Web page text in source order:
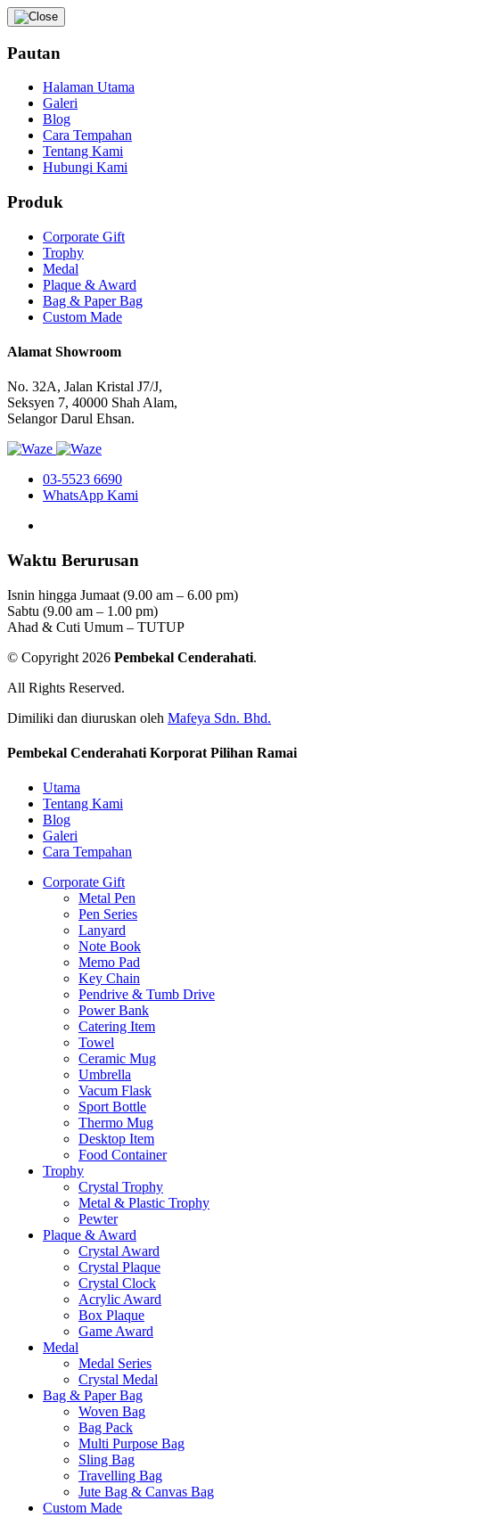
Pautan
Halaman Utama
Galeri
Blog
Cara Tempahan
Tentang Kami
Hubungi Kami
Produk
Corporate Gift
Trophy
Medal
Plaque & Award
Bag & Paper Bag
Custom Made
Alamat Showroom
No. 32A, Jalan Kristal J7/J,
Seksyen 7, 40000 Shah Alam,
Selangor Darul Ehsan.
03-5523 6690
WhatsApp Kami
Waktu Berurusan
Isnin hingga Jumaat (9.00 am – 6.00 pm)
Sabtu (9.00 am – 1.00 pm)
Ahad & Cuti Umum – TUTUP
© Copyright 2026 Pembekal Cenderahati.
All Rights Reserved.
Dimiliki dan diuruskan oleh Mafeya Sdn. Bhd.
Pembekal Cenderahati Korporat Pilihan Ramai
Utama
Tentang Kami
Blog
Galeri
Cara Tempahan
Corporate Gift
Metal Pen
Pen Series
Lanyard
Note Book
Memo Pad
Key Chain
Pendrive & Tumb Drive
Power Bank
Catering Item
Towel
Ceramic Mug
Umbrella
Vacum Flask
Sport Bottle
Thermo Mug
Desktop Item
Food Container
Trophy
Crystal Trophy
Metal & Plastic Trophy
Pewter
Plaque & Award
Crystal Award
Crystal Plaque
Crystal Clock
Acrylic Award
Box Plaque
Game Award
Medal
Medal Series
Crystal Medal
Bag & Paper Bag
Woven Bag
Bag Pack
Multi Purpose Bag
Sling Bag
Travelling Bag
Jute Bag & Canvas Bag
Custom Made